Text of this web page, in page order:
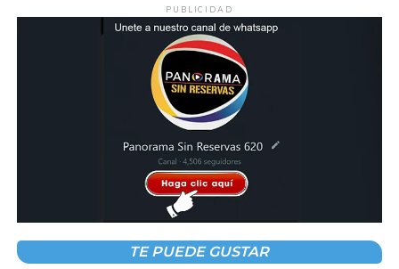
Durante la ponencia, se abordaron temas como el trabajo
en equipo, la importancia de la empatía en el trato con la
PUBLICIDAD
TE PUEDE GUSTAR